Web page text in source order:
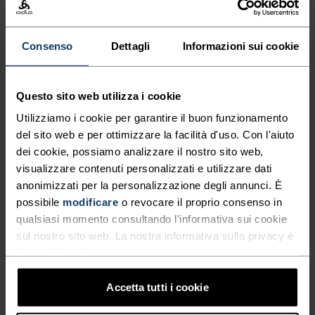
Consenso Dettagli Informazioni sui cookie
Questo sito web utilizza i cookie
Utilizziamo i cookie per garantire il buon funzionamento
del sito web e per ottimizzare la facilità d'uso. Con l'aiuto
dei cookie, possiamo analizzare il nostro sito web,
visualizzare contenuti personalizzati e utilizzare dati
anonimizzati per la personalizzazione degli annunci. È
possibile modificare o revocare il proprio consenso in
qualsiasi momento consultando l'informativa sui cookie
sul nostro sito web. La nostra informativa sulla privacy è
Accetta tutti i cookie
TIPO DI ATTIVITÀ
QUALSIASI COSA MODERATA INTENSITÀ
CARATTERISTICHE DEL MATERIALE
IL POLIESTERE
Il poliestere è una fibra sintetica resistente che allontana
il sudore e si asciuga rapidamente. Questo materiale
mantiene la forma senza fare pieghe o restringersi e
conserva il colore originale anche dopo anni di utilizzo. È
utilizzato per capi tecnici come i base layer.